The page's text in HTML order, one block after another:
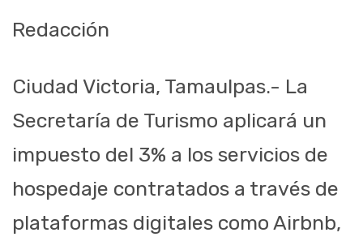
Redacción
Ciudad Victoria, Tamaulpas.- La
Secretaría de Turismo aplicará un
impuesto del 3% a los servicios de
hospedaje contratados a través de
plataformas digitales como Airbnb,